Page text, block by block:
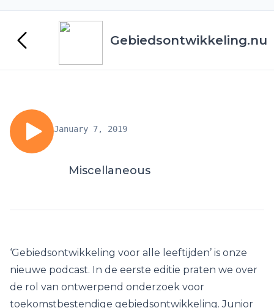
Gebiedsontwikkeling.nu
January 7, 2019
Miscellaneous
‘Gebiedsontwikkeling voor alle leeftijden’ is onze
nieuwe podcast. In de eerste editie praten we over
de rol van ontwerpend onderzoek voor
toekomstbestendige gebiedsontwikkeling. Junior